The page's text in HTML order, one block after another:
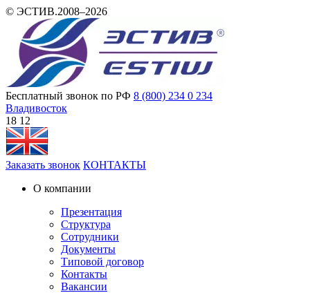
© ЭСТИВ.2008–2026
Бесплатный звонок по РФ 8 (800) 234 0 234
Владивосток
18 12
Заказать звонок КОНТАКТЫ
О компании
Презентация
Структура
Сотрудники
Документы
Типовой договор
Контакты
Вакансии